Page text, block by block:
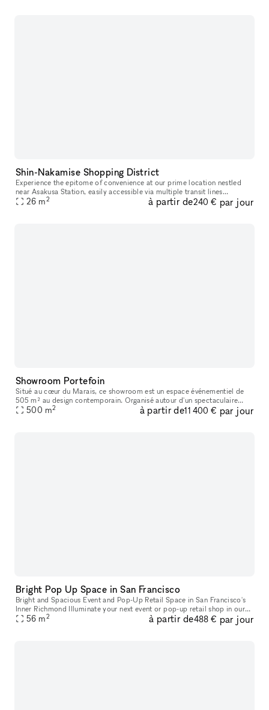
Shin-Nakamise Shopping District
Experience the epitome of convenience at our prime location nestled
near Asakusa Station, easily accessible via multiple transit lines
including the Tokyo Metro Ginza Line, Tobu Isesaki Line, Toei As
26 m2 à partir de240 € par jour
Showroom Portefoin
Situé au cœur du Marais, ce showroom est un espace événementiel de
505 m² au design contemporain. Organisé autour d'un spectaculaire
atrium baigné de lumière naturelle, il propose des espaces modulab
500 m2 à partir de11 400 € par jour
Bright Pop Up Space in San Francisco
Bright and Spacious Event and Pop-Up Retail Space in San Francisco's
Inner Richmond Illuminate your next event or pop-up retail shop in our
stunning space located in the heart of San Francisco's Inn
56 m2 à partir de488 € par jour